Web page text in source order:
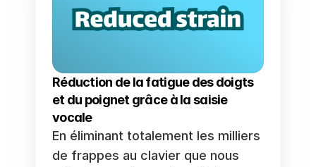
Réduction de la fatigue des doigts
et du poignet grâce à la saisie
vocale
En éliminant totalement les milliers
de frappes au clavier que nous